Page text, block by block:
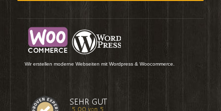
Wir erstellen moderne Webseiten mit Wordpress & Woocommerce.